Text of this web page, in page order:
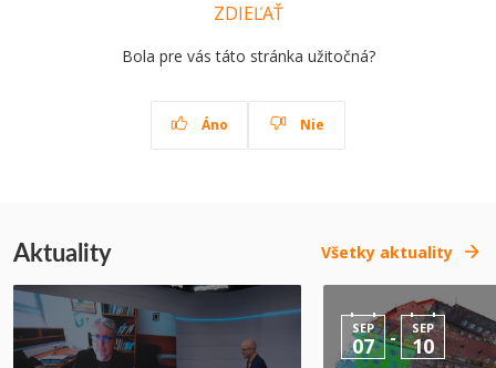
ZDIEĽAŤ
Bola pre vás táto stránka užitočná?
Áno Nie
Aktuality Všetky aktuality
SEP
07 - SEP
10